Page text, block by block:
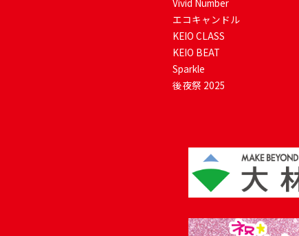
エコキャンドル
KEIO CLASS
KEIO BEAT
Sparkle
後夜祭 2025